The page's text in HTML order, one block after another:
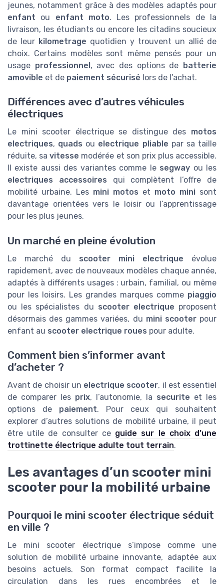
jeunes, notamment grâce à des modèles adaptés pour
enfant ou enfant moto. Les professionnels de la
livraison, les étudiants ou encore les citadins soucieux
de leur kilometrage quotidien y trouvent un allié de
choix. Certains modèles sont même pensés pour un
usage professionnel, avec des options de batterie
amovible et de paiement sécurisé lors de l’achat.
Différences avec d’autres véhicules
électriques
Le mini scooter électrique se distingue des motos
electriques, quads ou electrique pliable par sa taille
réduite, savitesse modérée et son prix plus accessible.
Il existe aussi des variantes comme le segway ou les
electriques accessoires qui complètent l’offre de
mobilité urbaine. Les mini motos et moto mini sont
davantage orientées vers le loisir ou l’apprentissage
pour les plus jeunes.
Un marché en pleine évolution
Le marché du scooter mini electrique évolue
rapidement, avec de nouveaux modèles chaque année,
adaptés à différents usages : urbain, familial, ou même
pour les loisirs. Les grandes marques comme piaggio
ou les spécialistes du scooter electrique proposent
désormais des gammes variées, du mini scooterpour
enfant au scooter electrique roues pour adulte.
Comment bien s’informer avant
d’acheter ?
Avant de choisir un electrique scooter, il est essentiel
de comparer les prix, l’autonomie, la securite et les
options de paiement. Pour ceux qui souhaitent
explorer d’autres solutions de mobilité urbaine, il peut
être utile de consulter ce guide sur le choix d’une
trottinette électrique adulte tout terrain.
Les avantages d’un scooter mini
scooter pour la mobilité urbaine
Pourquoi le mini scooter électrique séduit
en ville ?
Le mini scooter électrique s’impose comme une
solution de mobilité urbaine innovante, adaptée aux
besoins actuels. Son format compact facilite la
circulation dans les rues encombrées et le